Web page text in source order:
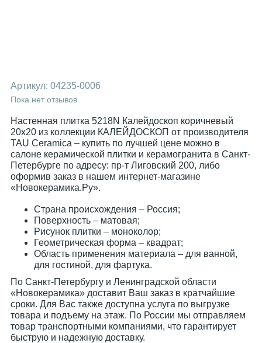
Артикул: 04235-0006
Пока нет отзывов
Настенная плитка 5218N Калейдоскоп коричневый
20x20 из коллекции КАЛЕЙДОСКОП от производителя
TAU Ceramica – купить по лучшей цене можно в
салоне керамической плитки и керамогранита в Санкт-
Петербурге по адресу: пр-т Лиговский 200, либо
оформив заказ в нашем интернет-магазине
«Новокерамика.Ру».
Страна происхождения – Россия;
Поверхность – матовая;
Рисунок плитки – моноколор;
Геометрическая форма – квадрат;
Область применения материала – для ванной,
для гостиной, для фартука.
По Санкт-Петербургу и Ленинградской области
«Новокерамика» доставит Ваш заказ в кратчайшие
сроки. Для Вас также доступна услуга по выгрузке
товара и подъему на этаж. По России мы отправляем
товар транспортными компаниями, что гарантирует
быструю и надежную доставку.